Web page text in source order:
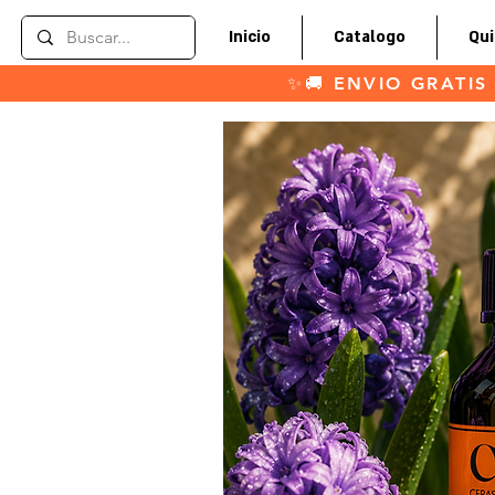
Inicio Catalogo
✨🚚 ENVIO